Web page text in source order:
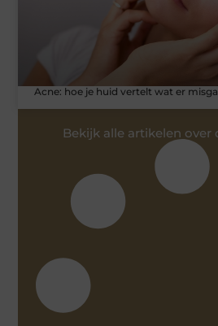
Acne: hoe je huid vertelt wat er
Bekijk alle artikelen